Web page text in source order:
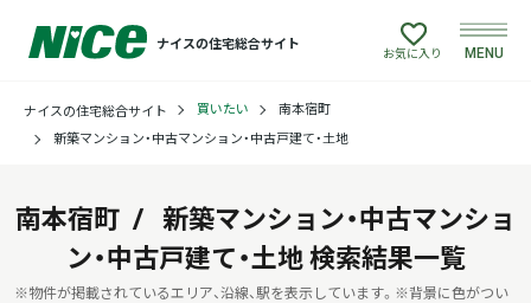
ナイスの住宅総合サイト
買いたい
建てたい
お気に入り MENU
ナイスの住宅総合サイト 買いたい
南本宿町
新築マンション・中古マンション・中古戸建て・土地
南本宿町
新築マンション・中古マンショ
ン・中古戸建て・土地検索結果一覧
※物件が掲載されているエリア、沿線、駅を表示しています。 ※背景に色がつい